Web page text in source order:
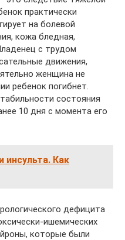
практически
на болевой
кожа бледная,
с трудом
движения,
женщина не
ребенок погибнет.
состояния
10 дня с момента его
инсульта. Как
дефицита
ишемических
которые были